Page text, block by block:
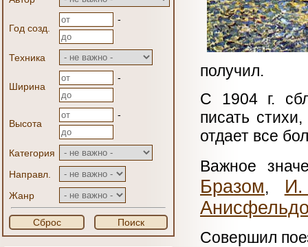
Год созд.
-
Техника
Ширина
-
Высота
-
Категория
Направл.
Жанр
Сброс Поиск
получил.
С 1904 г.
писать
отдает все
Важное
Бразом,
Совершил